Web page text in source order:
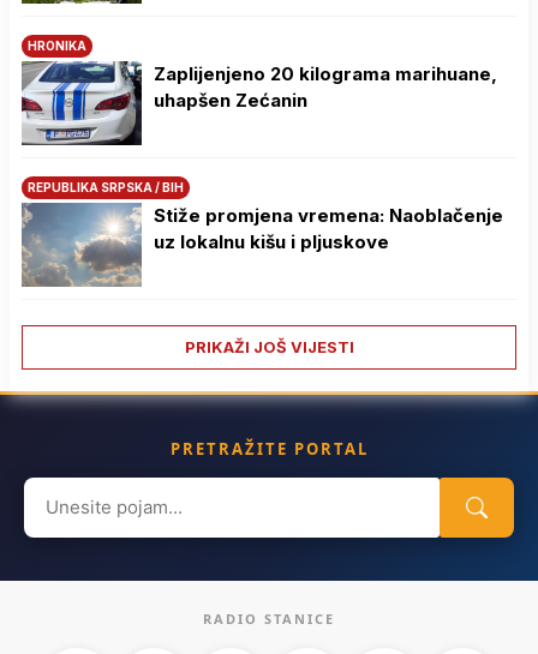
HRONIKA
Zaplijenjeno 20 kilograma marihuane,
uhapšen Zećanin
REPUBLIKA SRPSKA / BIH
Stiže promjena vremena: Naoblačenje
uz lokalnu kišu i pljuskove
PRIKAŽI JOŠ VIJESTI
PRETRAŽITE PORTAL
Search
for:
RADIO STANICE